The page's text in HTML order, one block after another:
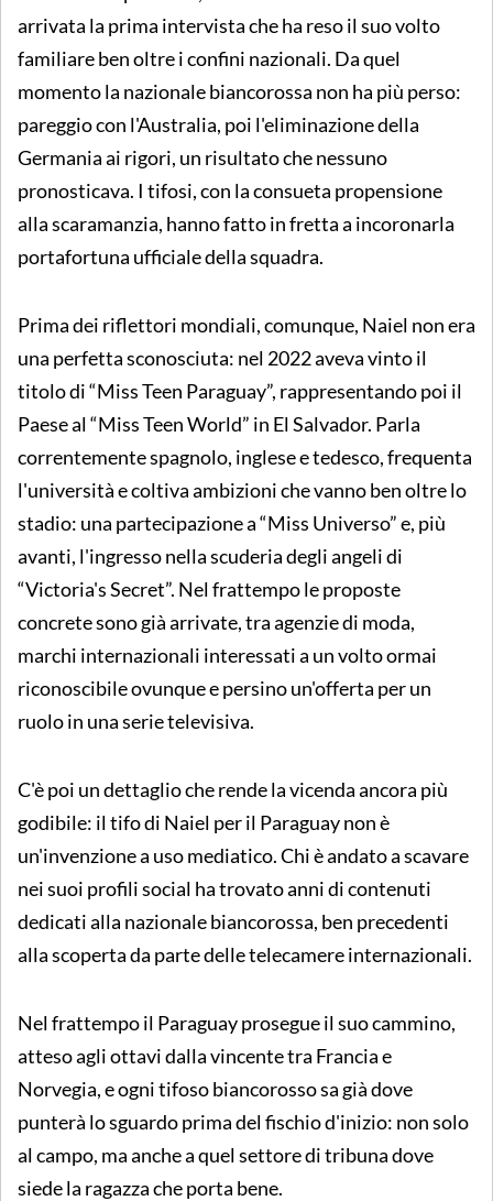
arrivata la prima intervista che ha reso il suo volto
familiare ben oltre i confini nazionali. Da quel
momento la nazionale biancorossa non ha più perso:
pareggio con l'Australia, poi l'eliminazione della
Germania ai rigori, un risultato che nessuno
pronosticava. I tifosi, con la consueta propensione
alla scaramanzia, hanno fatto in fretta a incoronarla
portafortuna ufficiale della squadra.
Prima dei riflettori mondiali, comunque, Naiel non era
una perfetta sconosciuta: nel 2022 aveva vinto il
titolo di “Miss Teen Paraguay”, rappresentando poi il
Paese al “Miss Teen World” in El Salvador. Parla
correntemente spagnolo, inglese e tedesco, frequenta
l'università e coltiva ambizioni che vanno ben oltre lo
stadio: una partecipazione a “Miss Universo” e, più
avanti, l'ingresso nella scuderia degli angeli di
“Victoria's Secret”. Nel frattempo le proposte
concrete sono già arrivate, tra agenzie di moda,
marchi internazionali interessati a un volto ormai
riconoscibile ovunque e persino un'offerta per un
ruolo in una serie televisiva.
C'è poi un dettaglio che rende la vicenda ancora più
godibile: il tifo di Naiel per il Paraguay non è
un'invenzione a uso mediatico. Chi è andato a scavare
nei suoi profili social ha trovato anni di contenuti
dedicati alla nazionale biancorossa, ben precedenti
alla scoperta da parte delle telecamere internazionali.
Nel frattempo il Paraguay prosegue il suo cammino,
atteso agli ottavi dalla vincente tra Francia e
Norvegia, e ogni tifoso biancorosso sa già dove
punterà lo sguardo prima del fischio d'inizio: non solo
al campo, ma anche a quel settore di tribuna dove
siede la ragazza che porta bene.